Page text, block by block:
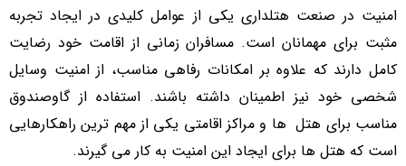
امنیت در صنعت هتلداری یکی از عوامل کلیدی در ایجاد تجربه
مثبت برای مهمانان است. مسافران زمانی از اقامت خود رضایت
کامل دارند که علاوه بر امکانات رفاهی مناسب، از امنیت وسایل
شخصی خود نیز اطمینان داشته باشند. استفاده از گاوصندوق
مناسب برای هتل ها و مراکز اقامتی یکی از مهم ترین راهکارهایی
است که هتل ها برای ایجاد این امنیت به کار می گیرند.